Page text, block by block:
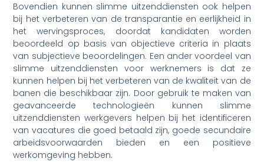
Bovendien kunnen slimme uitzenddiensten ook helpen
bij het verbeteren van de transparantie en eerlijkheid in
het wervingsproces, doordat kandidaten worden
beoordeeld op basis van objectieve criteria in plaats
van subjectieve beoordelingen. Een ander voordeel van
slimme uitzenddiensten voor werknemers is dat ze
kunnen helpen bij het verbeteren van de kwaliteit van de
banen die beschikbaar zijn. Door gebruik te maken van
geavanceerde technologieën kunnen slimme
uitzenddiensten werkgevers helpen bij het identificeren
van vacatures die goed betaald zijn, goede secundaire
arbeidsvoorwaarden bieden en een positieve
werkomgeving hebben.